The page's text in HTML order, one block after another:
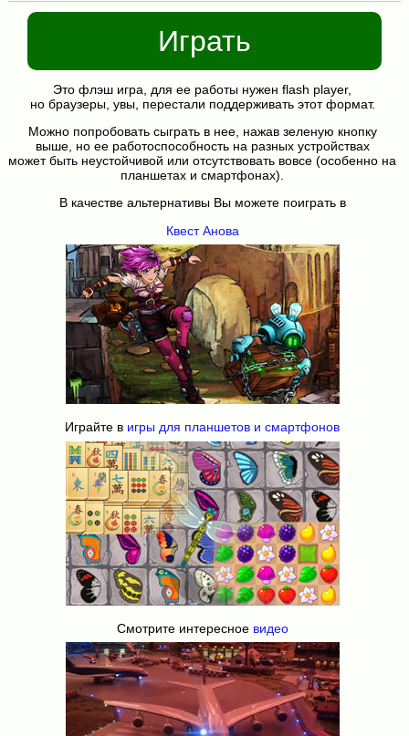
Играть
Это флэш игра, для ее работы нужен flash player,
но браузеры, увы, перестали поддерживать этот формат.
Можно попробовать сыграть в нее, нажав зеленую кнопку
выше, но ее работоспособность на разных устройствах
может быть неустойчивой или отсутствовать вовсе (особенно на
планшетах и смартфонах).
В качестве альтернативы Вы можете поиграть в
Квест Анова
Играйте в игры для планшетов и смартфонов
Смотрите интересное видео